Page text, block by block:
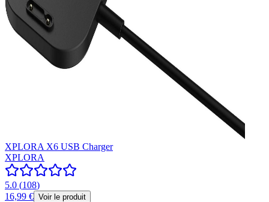
XPLORA X6 USB Charger
XPLORA
5.0 (108)
16,99 € Voir le produit